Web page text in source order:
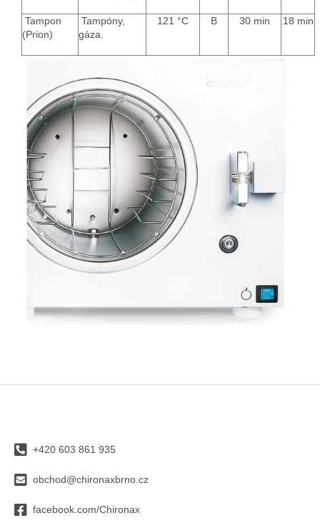
Tampon
(Prion)
Tampóny,
gáza.
121 °C B 30 min 18 min
+420 603 861 935
obchod@chironaxbrno.cz
facebook.com/Chironax